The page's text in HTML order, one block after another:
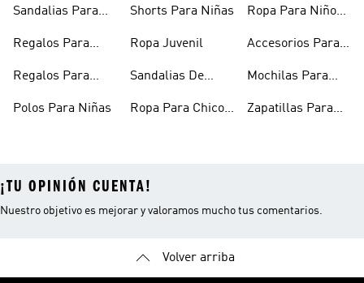
Sandalias Para
Regalos Para
Regalos Para
Polos Para Niñas
Shorts Para Niñas
Ropa Juvenil
Sandalias De
Niñas
Ropa Para Chicos
Ropa Para Niños
Accesorios Para
Mochilas Para
Zapatillas Para
¡TU OPINIÓN CUENTA!
Nuestro objetivo es mejorar y valoramos mucho tus comentarios.
Volver arriba